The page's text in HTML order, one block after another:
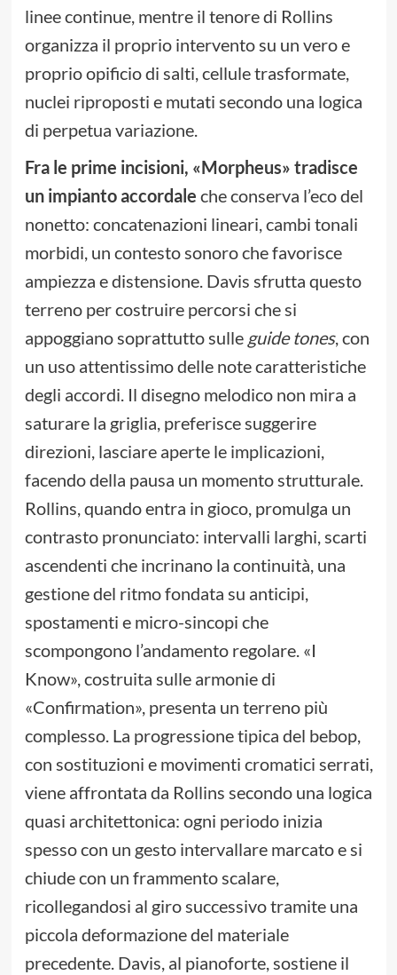
linee continue, mentre il tenore di Rollins
organizza il proprio intervento su un vero e
proprio opificio di salti, cellule trasformate,
nuclei riproposti e mutati secondo una logica
di perpetua variazione.
Fra le prime incisioni, «Morpheus» tradisce
un impianto accordale che conserva l’eco del
nonetto: concatenazioni lineari, cambi tonali
morbidi, un contesto sonoro che favorisce
ampiezza e distensione. Davis sfrutta questo
terreno per costruire percorsi che si
appoggiano soprattutto sulle guide tones, con
un uso attentissimo delle note caratteristiche
degli accordi. Il disegno melodico non mira a
saturare la griglia, preferisce suggerire
direzioni, lasciare aperte le implicazioni,
facendo della pausa un momento strutturale.
Rollins, quando entra in gioco, promulga un
contrasto pronunciato: intervalli larghi, scarti
ascendenti che incrinano la continuità, una
gestione del ritmo fondata su anticipi,
spostamenti e micro-sincopi che
scompongono l’andamento regolare. «I
Know», costruita sulle armonie di
«Confirmation», presenta un terreno più
complesso. La progressione tipica del bebop,
con sostituzioni e movimenti cromatici serrati,
viene affrontata da Rollins secondo una logica
quasi architettonica: ogni periodo inizia
spesso con un gesto intervallare marcato e si
chiude con un frammento scalare,
ricollegandosi al giro successivo tramite una
piccola deformazione del materiale
precedente. Davis, al pianoforte, sostiene il